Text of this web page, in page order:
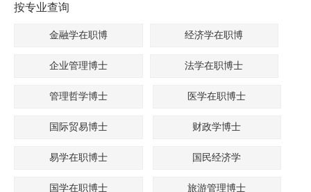
按专业查询
金融学在职博 经济学在职博
企业管理博士 法学在职博士
管理哲学博士 医学在职博士
国际贸易博士 财政学博士
易学在职博士 国民经济学
国学在职博士 旅游管理博士